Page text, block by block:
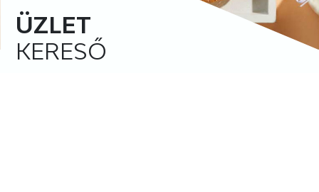
ÜZLET
KERESŐ